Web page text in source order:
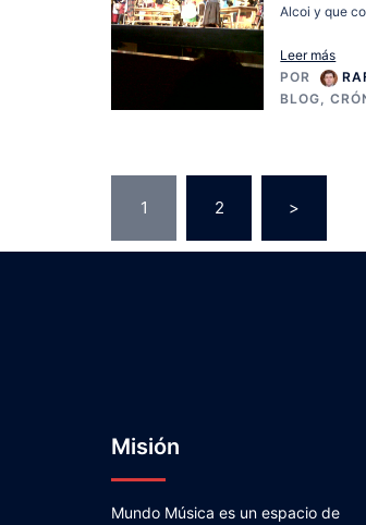
Alcoi y que
Leer más
POR
BLOG,
Paginación
entradas
1 2 >
Misión
Mundo Música es un espacio de